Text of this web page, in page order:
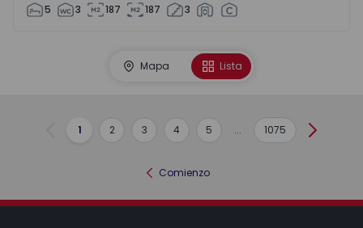
5 3 187 187 3
Mapa Lista
Anterior
1 2 3 4 5 ... 1075
Comienzo